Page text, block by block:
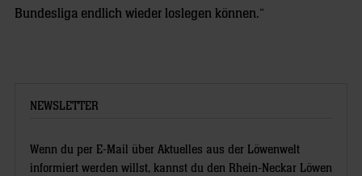
Bundesliga endlich wieder loslegen können.“
NEWSLETTER
Wenn du per E-Mail über Aktuelles aus der Löwenwelt
informiert werden willst, kannst du den Rhein-Neckar Löwen